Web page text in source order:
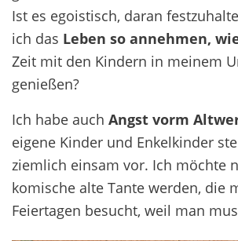
Ist es egoistisch, daran
ich das Leben so annehmen,
Zeit mit den Kindern in meinem
genießen?
Ich habe auch Angst vorm
eigene Kinder und Enkelkinder
ziemlich einsam vor. Ich möchte
komische alte Tante werden, die
Feiertagen besucht, weil man